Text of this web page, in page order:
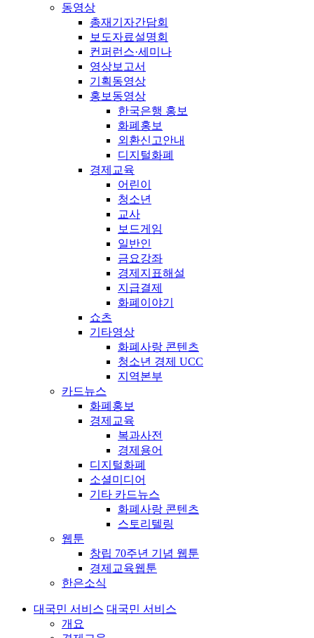
동영상
총재기자간담회
보도자료설명회
컨퍼런스·세미나
영상보고서
기획동영상
홍보동영상
한국은행 홍보
화폐홍보
외환신고안내
디지털화폐
경제교육
어린이
청소년
교사
보드게임
일반인
금요강좌
경제지표해설
지급결제
화폐이야기
쇼츠
기타영상
화폐사랑 콘텐츠
청소년 경제 UCC
지역본부
카드뉴스
화폐홍보
경제교육
복과사전
경제용어
디지털화폐
소셜미디어
기타 카드뉴스
화폐사랑 콘텐츠
스토리텔링
웹툰
창립 70주년 기념 웹툰
경제교육웹툰
한은소식
대국민 서비스 대국민 서비스
개요